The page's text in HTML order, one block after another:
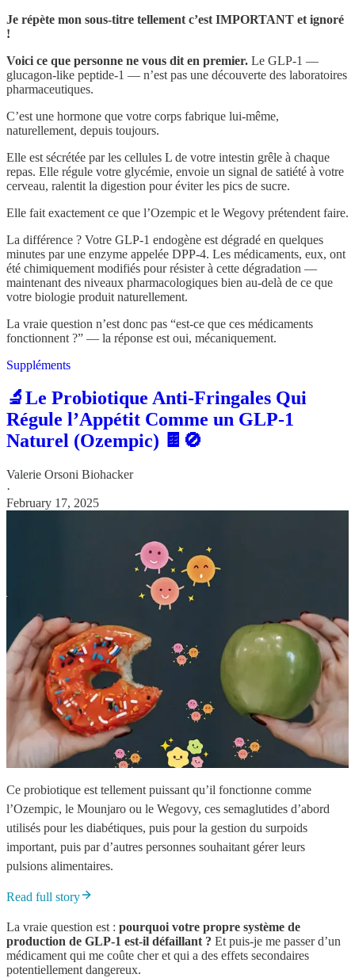
Je répète mon sous-titre tellement c’est IMPORTANT et ignoré
!
Voici ce que personne ne vous dit en premier. Le GLP-1 —
glucagon-like peptide-1 — n’est pas une découverte des laboratoires
pharmaceutiques.
C’est une hormone que votre corps fabrique lui-même,
naturellement, depuis toujours.
Elle est sécrétée par les cellules L de votre intestin grêle à chaque
repas. Elle régule votre glycémie, envoie un signal de satiété à votre
cerveau, ralentit la digestion pour éviter les pics de sucre.
Elle fait exactement ce que l’Ozempic et le Wegovy prétendent faire.
La différence ? Votre GLP-1 endogène est dégradé en quelques
minutes par une enzyme appelée DPP-4. Les médicaments, eux, ont
été chimiquement modifiés pour résister à cette dégradation —
maintenant des niveaux pharmacologiques bien au-delà de ce que
votre biologie produit naturellement.
La vraie question n’est donc pas “est-ce que ces médicaments
fonctionnent ?” — la réponse est oui, mécaniquement.
Suppléments
🔬Le Probiotique Anti-Fringales Qui
Régule l’Appétit Comme un GLP-1
Naturel (Ozempic) 🍫🚫
Valerie Orsoni Biohacker
·
February 17, 2025
Ce probiotique est tellement puissant qu’il fonctionne comme
l’Ozempic, le Mounjaro ou le Wegovy, ces semaglutides d’abord
utilisés pour les diabétiques, puis pour la gestion du surpoids
important, puis par d’autres personnes souhaitant gérer leurs
pulsions alimentaires.
Read full story
La vraie question est : pourquoi votre propre système de
production de GLP-1 est-il défaillant ? Et puis-je me passer d’un
médicament qui me coûte cher et qui a des effets secondaires
potentiellement dangereux.